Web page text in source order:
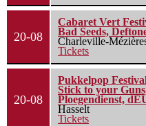
20-08
Cabaret Vert
Bad Seeds,
Charleville-
Tickets
20-08
Pukkelpop
Stick to your
Ploegendienst,
Hasselt
Tickets